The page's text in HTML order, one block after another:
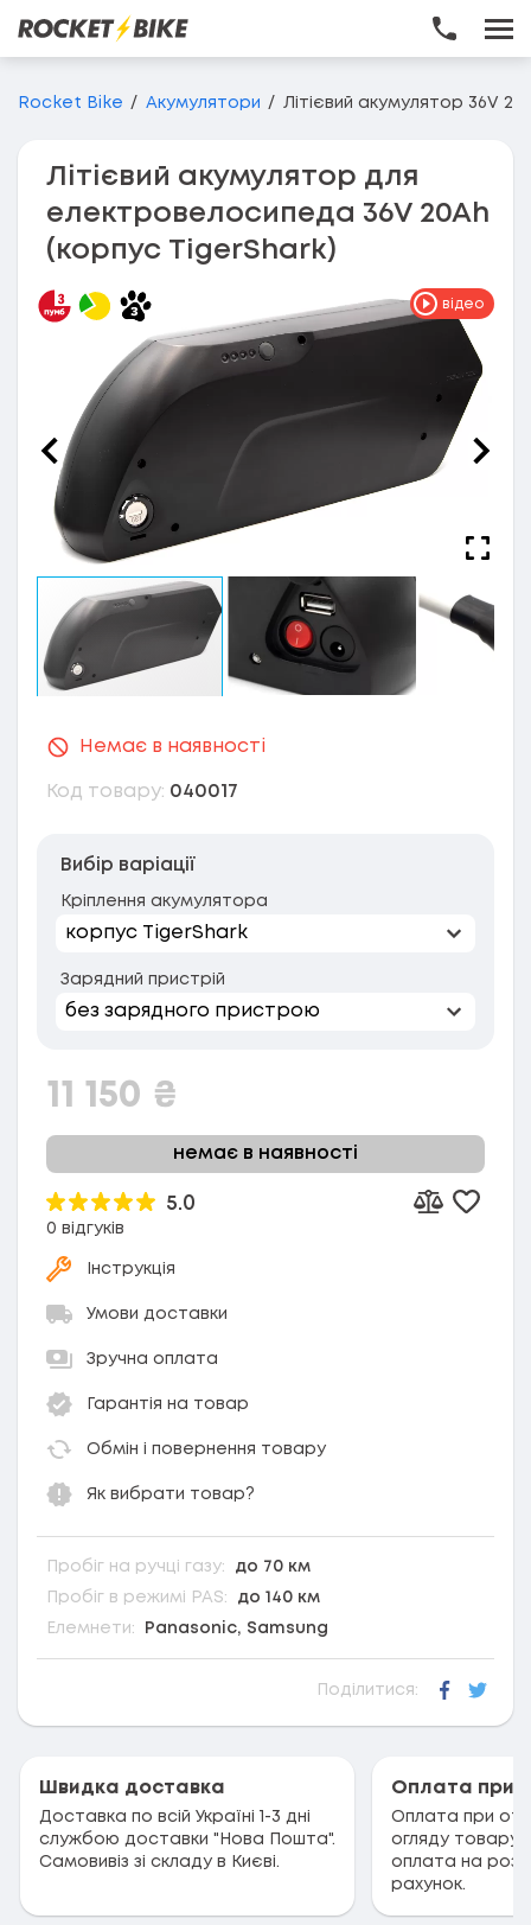
Перейти до основного вмісту
Rocket Bike Акумулятори Літієвий акумулятор 36V
Літієвий акумулятор для
електровелосипеда 36V 20Ah
(корпус TigerShark)
відео
Немає в наявності
Код товару: 040017
Вибір варіації
Кріплення акумулятора
Зарядний пристрій
11 150 ₴
немає в наявності
5.0
0 відгуків
Додати до
Інструкція
Умови доставки
Зручна оплата
Гарантія на товар
Обмін і повернення товару
Як вибрати товар?
Пробіг на ручці газу: до 70 км
Пробіг в режимі PAS: до 140 км
Елемнети: Panasonic, Samsung
Поділитися:
Швидка доставка
Доставка по всій Україні 1-3 дні
службою доставки "Нова Пошта".
Самовивіз зі складу в Києві.
Оплата при
Оплата при
огляду
оплата на
рахунок.